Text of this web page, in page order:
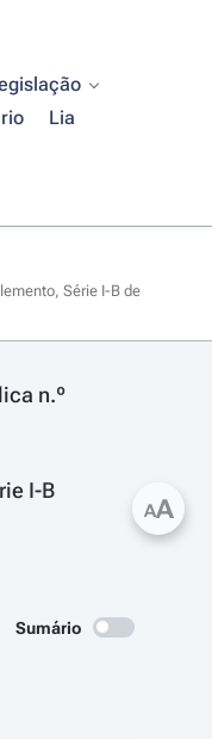
Lia
Série I-B de
n.º
I-B
Sumário
AA